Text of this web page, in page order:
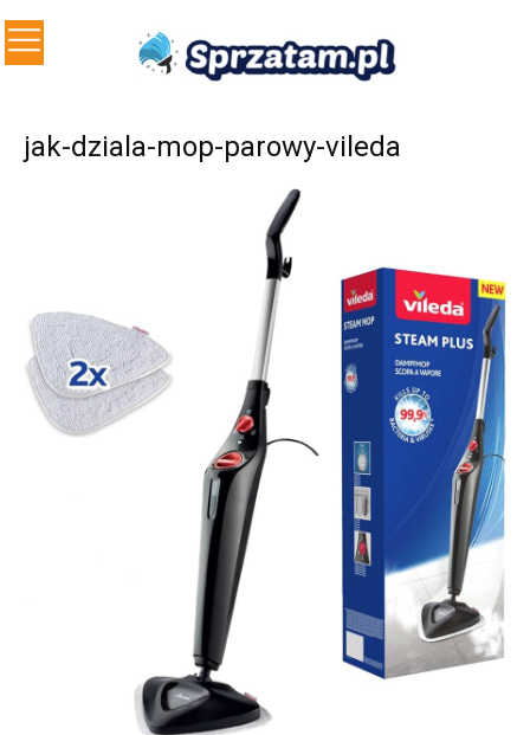
jak-dziala-mop-parowy-vileda